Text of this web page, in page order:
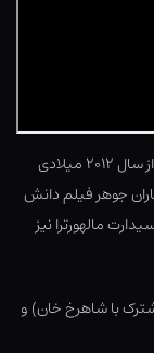
آلیا بهات یک هنرپیشه، و خواننده اهل هند است. وی از سال ۲۰۱۲ میلادی
جوهر فیلم دانش
مالهورترا نیز
با شاهرخ خان) و